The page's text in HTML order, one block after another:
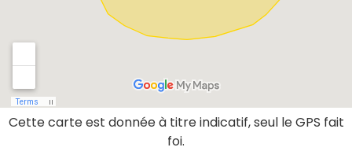
Cette carte est donnée à titre indicatif, seul le GPS fait
foi.